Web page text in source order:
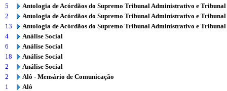
5
Antologia de Acórdãos do Supremo Tribunal Administrativo e
2
Antologia de Acórdãos do Supremo Tribunal Administrativo e
13
Antologia de Acórdãos do Supremo Tribunal Administrativo e
4
Análise Social
6
Análise Social
18
Análise Social
2
Análise Social
2
Alô - Mensário de Comunicação
1
Alô